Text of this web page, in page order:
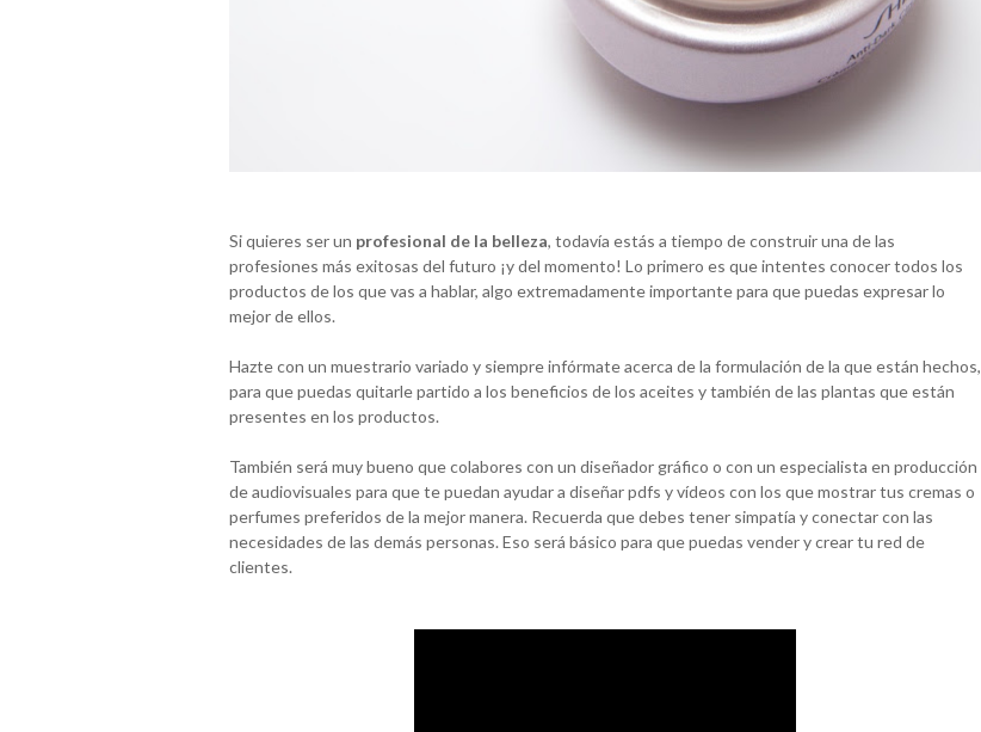
Si quieres ser un profesional de la belleza, todavía estás a tiempo de construir una de las
profesiones más exitosas del futuro ¡y del momento! Lo primero es que intentes conocer todos los
productos de los que vas a hablar, algo extremadamente importante para que puedas expresar lo
mejor de ellos.
Hazte con un muestrario variado y siempre infórmate acerca de la formulación de la que están hechos,
para que puedas quitarle partido a los beneficios de los aceites y también de las plantas que están
presentes en los productos.
También será muy bueno que colabores con un diseñador gráfico o con un especialista en producción
de audiovisuales para que te puedan ayudar a diseñar pdfs y vídeos con los que mostrar tus cremas o
perfumes preferidos de la mejor manera. Recuerda que debes tener simpatía y conectar con las
necesidades de las demás personas. Eso será básico para que puedas vender y crear tu red de
clientes.